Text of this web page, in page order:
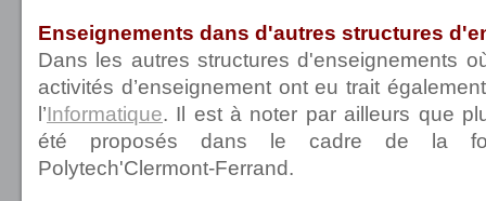
Enseignements dans d'autres structures
Dans les autres structures d'enseignements
activités d’enseignement ont eu trait
l’Informatique. Il est à noter par ailleurs que
été proposés dans le cadre de la
Polytech'Clermont-Ferrand.